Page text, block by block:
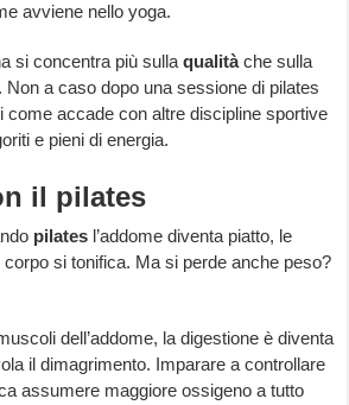
avviene nello yoga.
si concentra più sullaqualitàche sulla
Non a caso dopo una sessione di pilates
come accade con altre discipline sportive
e pieni di energia.
il pilates
pilates l’addome diventa piatto, le
si tonifica. Ma si perde anche peso?
dell’addome, la digestione è diventa
il dimagrimento. Imparare a controllare
assumere maggiore ossigeno a tutto